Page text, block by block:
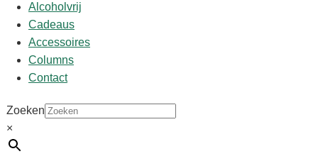
Alcoholvrij
Cadeaus
Accessoires
Columns
Contact
Zoeken
×
Proefnotities/Punten:
Fresh, muscular, racy nose. Sweet start – really rather
flirtatious! Racy and elegant. But not for the long term.
13.02%
Drink 2023-2032
Jancis Robinson 17 punten
The brightness and focus to this second wine of Cos are
certainly impressive. You can see the quality. Full body, a tight